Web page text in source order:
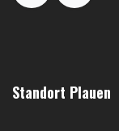
Standort Plauen